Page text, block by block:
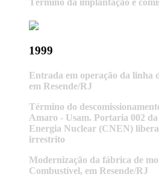
Término da implantação e
1999
Entrada em operação da linha
em Resende/RJ
Término do
Amaro - Usam. Portaria 002
Energia Nuclear (CNEN)
irrestrito
Modernização da fábrica de
Combustível, em Resende/RJ